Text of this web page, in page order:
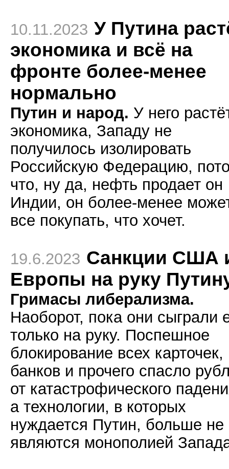
10.11.2023 У Путина
экономика и всё на
фронте более-менее
нормально
Путин и народ. У него
экономика, Западу не
получилось изолировать
Российскую Федерацию,
что, ну да, нефть продает он
Индии, он более-менее
все покупать, что хочет.
19.6.2023 Санкции США
Европы на руку
Гримасы либерализма.
Наоборот, пока они сыграли
только на руку. Поспешное
блокирование всех карточек,
банков и прочего спасло
от катастрофического
а технологии, в которых
нуждается Путин, больше не
являются монополией